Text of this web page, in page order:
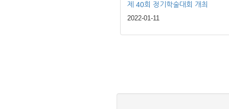
제 40회 정기학술대회 개최
2022-01-11